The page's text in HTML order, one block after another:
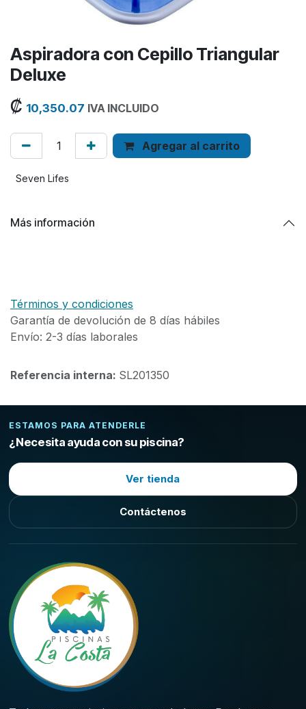
Aspiradora con Cepillo Triangular
Deluxe
₡ 10,350.07 IVA INCLUIDO
Agregar al carrito
Seven Lifes
Más información
Términos y condiciones
Garantía de devolución de 8 días hábiles
Envío: 2-3 días laborales
Referencia interna: SL201350
ESTAMOS PARA ATENDERLE
¿Necesita ayuda con su piscina?
Ver tienda
Contáctenos